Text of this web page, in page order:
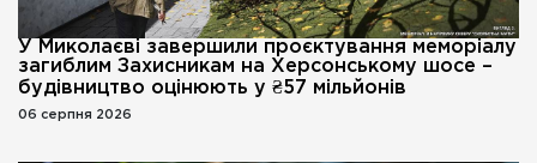
У Миколаєві завершили проєктування меморіалу
загиблим Захисникам на Херсонському шосе –
будівництво оцінюють у ₴57 мільйонів
06 серпня 2026